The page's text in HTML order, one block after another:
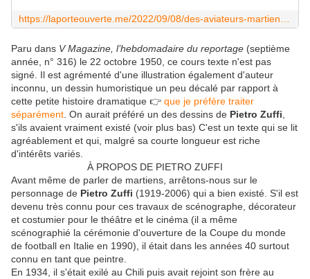
Paru dans V Magazine, l’hebdomadaire du reportage (septième
année, n° 316) le 22 octobre 1950, ce cours texte n'est pas
signé. Il est agrémenté d'une illustration également d'auteur
inconnu, un dessin humoristique un peu décalé par rapport à
cette petite histoire dramatique 👉 que je préfère traiter
séparément . On aurait préféré un des dessins de Pietro Zuffi
s'ils avaient vraiment existé (voir plus bas) C'est un texte qui se lit
agréablement et qui, malgré sa courte longueur est riche
d'intérêts variés.
À PROPOS DE PIETRO ZUFFI
Avant même de parler de martiens, arrêtons-nous sur le
personnage de Pietro Zuffi (1919-2006) qui a bien existé. S'il est
devenu très connu pour ces travaux de scénographe, décorateur
et costumier pour le théâtre et le cinéma (il a même
scénographié la cérémonie d'ouverture de la Coupe du monde
de football en Italie en 1990), il était dans les années 40 surtout
connu en tant que peintre.
En 1934, il s'était exilé au Chili puis avait rejoint son frère au